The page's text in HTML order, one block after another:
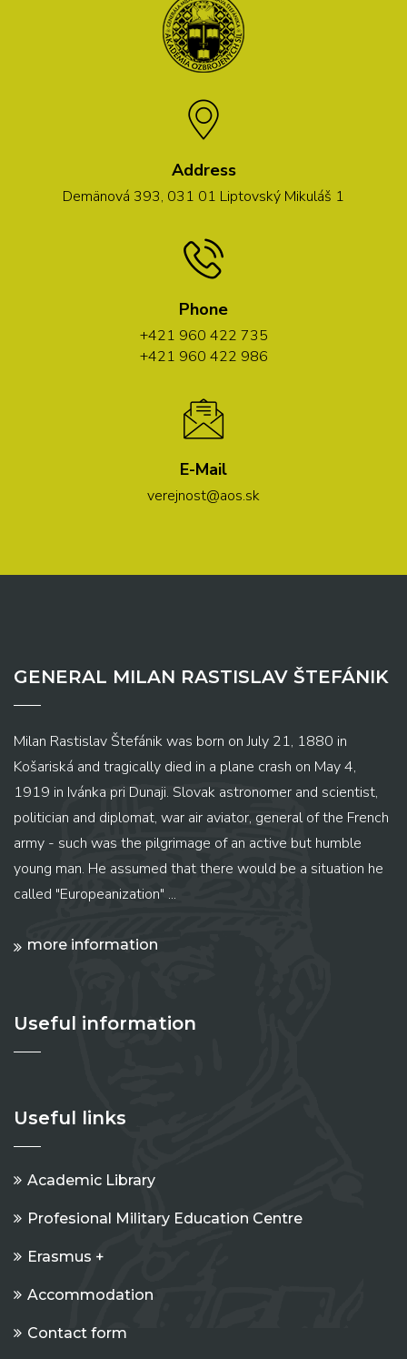
Address
Demänová 393, 031 01 Liptovský Mikuláš 1
Phone
+421 960 422 735
+421 960 422 986
E-Mail
verejnost@aos.sk
GENERAL MILAN RASTISLAV ŠTEFÁNIK
Milan Rastislav Štefánik was born on July 21, 1880 in
Košariská and tragically died in a plane crash on May 4,
1919 in Ivánka pri Dunaji. Slovak astronomer and scientist,
politician and diplomat, war air aviator, general of the French
army - such was the pilgrimage of an active but humble
young man. He assumed that there would be a situation he
called "Europeanization" ...
more information
Useful information
Useful links
Academic Library
Profesional Military Education Centre
Erasmus +
Accommodation
Contact form